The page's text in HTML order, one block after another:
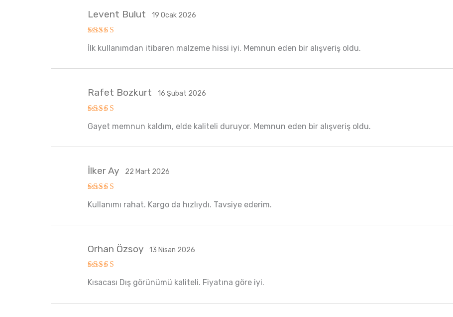
5oy aldı
Levent Bulut 19 Ocak 2026
İlk kullanımdan itibaren malzeme hissi iyi. Memnun eden bir alışveriş oldu.
5oy aldı
Rafet Bozkurt 16 Şubat 2026
Gayet memnun kaldım, elde kaliteli duruyor. Memnun eden bir alışveriş oldu.
5oy aldı
İlker Ay 22 Mart 2026
Kullanımı rahat. Kargo da hızlıydı. Tavsiye ederim.
5oy aldı
Orhan Özsoy 13 Nisan 2026
Kısacası Dış görünümü kaliteli. Fiyatına göre iyi.